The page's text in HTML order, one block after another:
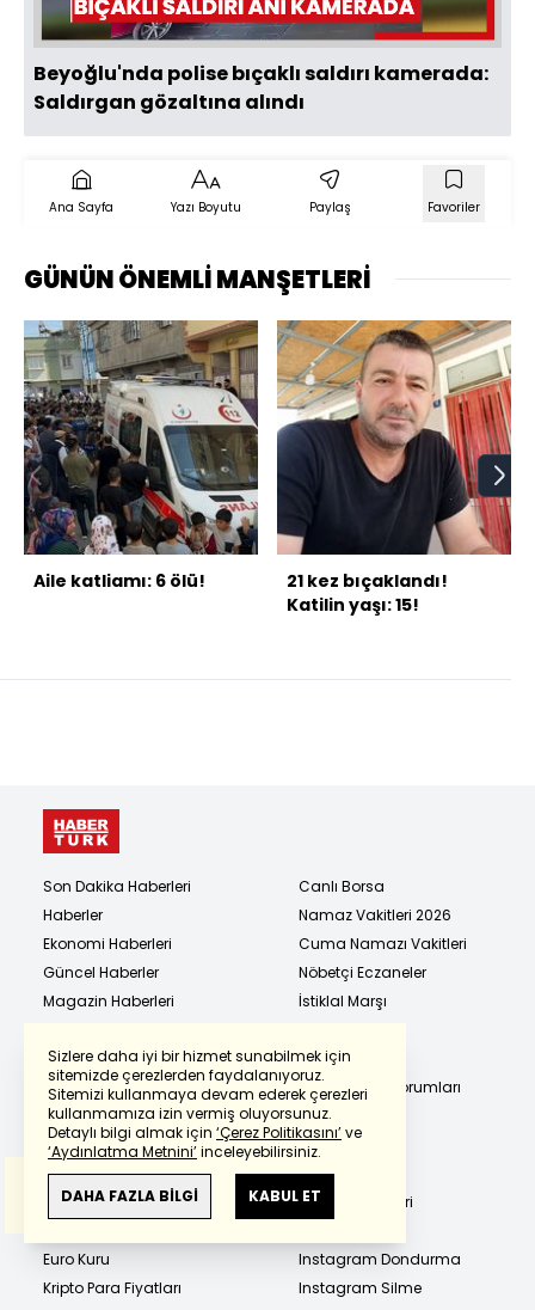
Beyoğlu'nda polise bıçaklı saldırı kamerada:
Saldırgan gözaltına alındı
Ana Sayfa Yazı Boyutu Paylaş Favoriler
GÜNÜN ÖNEMLİ MANŞETLERİ
Aile katliamı: 6 ölü!
21 kez bıçaklandı!
Katilin yaşı: 15!
Sizlere daha iyi bir hizmet sunabilmek için
sitemizde çerezlerden faydalanıyoruz.
Sitemizi kullanmaya devam ederek çerezleri
kullanmamıza izin vermiş oluyorsunuz.
Detaylı bilgi almak için ‘Çerez Politikasını’ve
‘Aydınlatma Metnini’inceleyebilirsiniz.
DAHA FAZLA BİLGİ KABUL ET
Son Dakika Haberleri
Haberler
Ekonomi Haberleri
Güncel Haberler
Magazin Haberleri
Dünya Haberleri
Sağlık Haberleri
Kadın Haberleri
Teknoloji Haberleri
Memur ve Emekli Haberleri
Altın Fiyatları
Euro Kuru
Kripto Para Fiyatları
Canlı Borsa
Namaz Vakitleri 2026
Cuma Namazı Vakitleri
Nöbetçi Eczaneler
İstiklal Marşı
E Devlet Giriş
Günlük Burç Yorumları
Son Depremler
Hava Durumu
Yol Durumu
Sinema Rehberi
Instagram Dondurma
Instagram Silme
Powered by Translate
Bu çevirideGoogle Transletekullanılmıştır.
Anlam ve çeviri hatalarından
haberturk.com
sorumlu değildir.